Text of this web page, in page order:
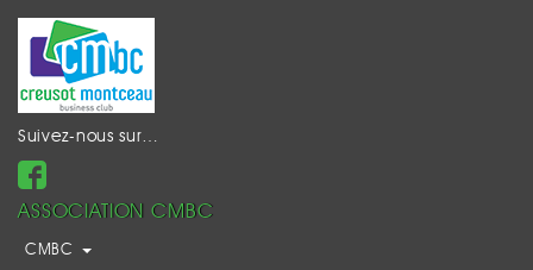
Suivez-nous sur…
ASSOCIATION CMBC
CMBC